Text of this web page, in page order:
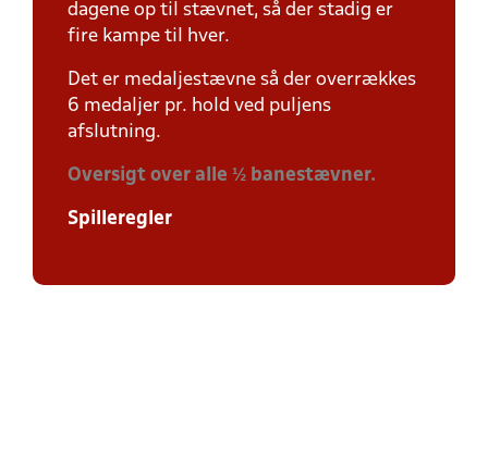
dagene op til stævnet, så der stadig er
fire kampe til hver.
Det er medaljestævne så der overrækkes
6 medaljer pr. hold ved puljens
afslutning.
Oversigt over alle ½ banestævner.
Spilleregler